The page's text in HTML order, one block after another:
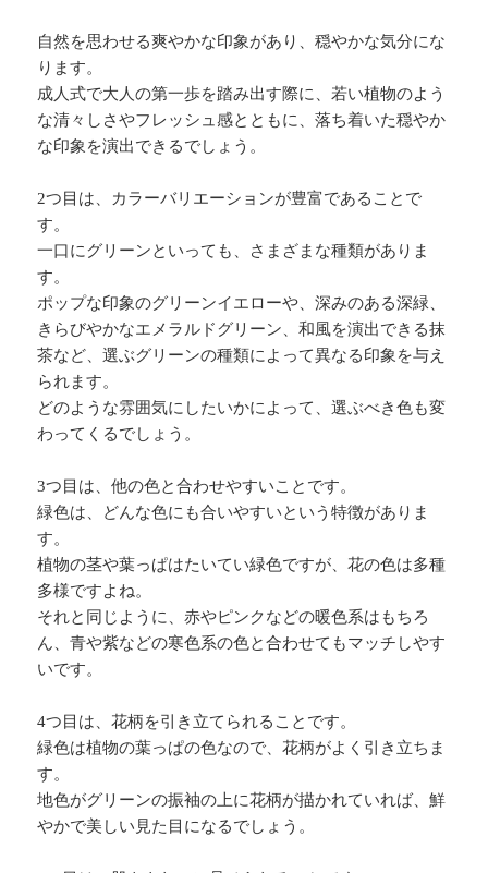
自然を思わせる爽やかな印象があり、穏やかな気分にな
ります。
成人式で大人の第一歩を踏み出す際に、若い植物のよう
な清々しさやフレッシュ感とともに、落ち着いた穏やか
な印象を演出できるでしょう。
2つ目は、カラーバリエーションが豊富であることで
す。
一口にグリーンといっても、さまざまな種類がありま
す。
ポップな印象のグリーンイエローや、深みのある深緑、
きらびやかなエメラルドグリーン、和風を演出できる抹
茶など、選ぶグリーンの種類によって異なる印象を与え
られます。
どのような雰囲気にしたいかによって、選ぶべき色も変
わってくるでしょう。
3つ目は、他の色と合わせやすいことです。
緑色は、どんな色にも合いやすいという特徴がありま
す。
植物の茎や葉っぱはたいてい緑色ですが、花の色は多種
多様ですよね。
それと同じように、赤やピンクなどの暖色系はもちろ
ん、青や紫などの寒色系の色と合わせてもマッチしやす
いです。
4つ目は、花柄を引き立てられることです。
緑色は植物の葉っぱの色なので、花柄がよく引き立ちま
す。
地色がグリーンの振袖の上に花柄が描かれていれば、鮮
やかで美しい見た目になるでしょう。